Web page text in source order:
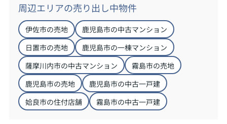
周辺エリアの売り出し中物件
伊佐市の売地
鹿児島市の中古マンション
日置市の売地
鹿児島市の一棟マンション
薩摩川内市の中古マンション
霧島市の売地
鹿児島市の売地
鹿児島市の中古一戸建
姶良市の住付店舗
霧島市の中古一戸建